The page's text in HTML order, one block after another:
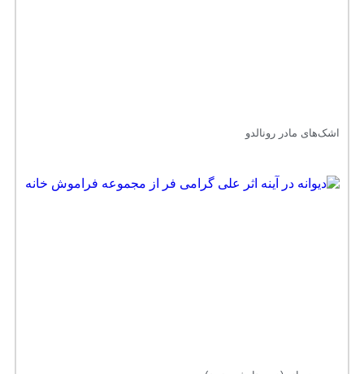
اشک‌های مادر رونالدو